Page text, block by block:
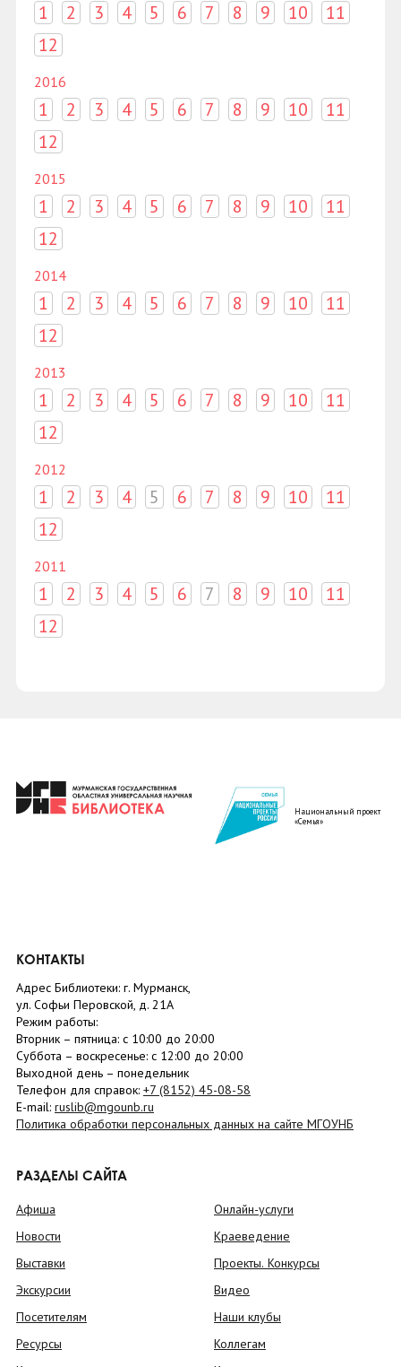
1 2 3 4 5 6 7 8 9 10
11
12
2016
1 2 3 4 5 6 7 8 9 10
11
12
2015
1 2 3 4 5 6 7 8 9 10
11
12
2014
1 2 3 4 5 6 7 8 9 10
11
12
2013
1 2 3 4 5 6 7 8 9 10
11
12
2012
1 2 3 4 5 6 7 8 9 10
11
12
2011
1 2 3 4 5 6 7 8 9 10
11
12
Национальный проект
«Семья»
КОНТАКТЫ
Адрес Библиотеки: г. Мурманск,
ул. Софьи Перовской, д. 21А
Режим работы:
Вторник – пятница: с 10:00 до 20:00
Суббота – воскресенье: c 12:00 до 20:00
Выходной день – понедельник
Телефон для справок: +7 (8152) 45-08-58
E-mail: ruslib@mgounb.ru
Политика обработки персональных данных на сайте МГОУНБ
РАЗДЕЛЫ САЙТА
Афиша
Новости
Выставки
Экскурсии
Посетителям
Ресурсы
Онлайн-услуги
Краеведение
Проекты. Конкурсы
Видео
Наши клубы
Коллегам